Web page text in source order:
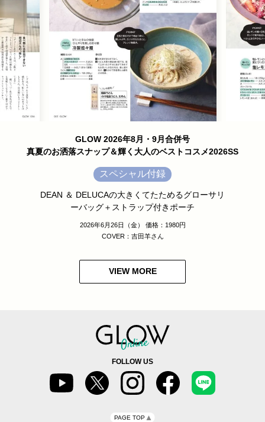
GLOW 2026年8月・9月合併号
真夏のお洒落スナップ＆輝く大人のベストコスメ2026SS
スペシャル付録
DEAN ＆ DELUCAの大きくてたためるグローサリ
ーバッグ＋ストラップ付きポーチ
2026年6月26日（金） 価格：1980円
COVER：吉田羊さん
VIEW MORE
FOLLOW US
PAGE TOP